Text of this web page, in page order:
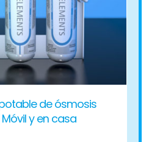
de ósmosis
Móvil y en casa